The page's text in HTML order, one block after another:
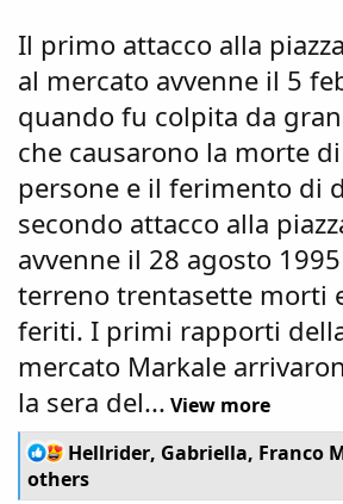
Il primo attacco alla
al mercato avvenne il 5
quando fu colpita da
che causarono la morte
persone e il ferimento di
secondo attacco alla
avvenne il 28 agosto
terreno trentasette morti
feriti. I primi rapporti
mercato Markale
la sera del... View more
R
e
Hellrider, Gabriella, Franco
others